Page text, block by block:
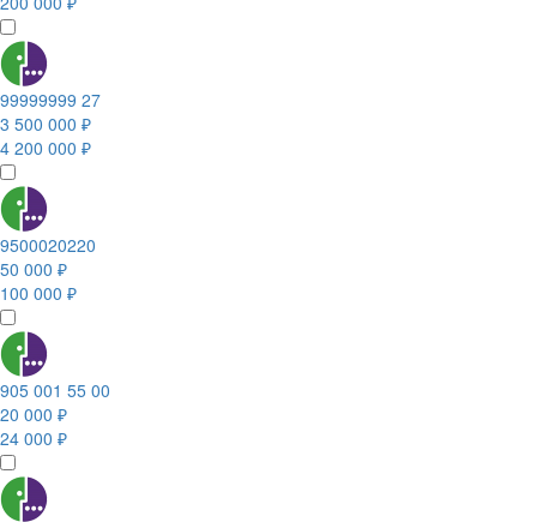
99999999 27
3 500 000 ₽
4 200 000 ₽
9500020220
50 000 ₽
100 000 ₽
905 001 55 00
20 000 ₽
24 000 ₽